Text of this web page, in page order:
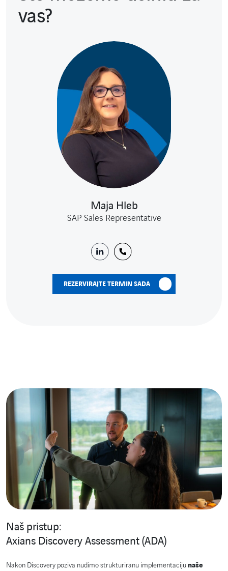
vas?
Maja Hleb
SAP Sales Representative
REZERVIRAJTE TERMIN SADA
Naš pristup:
Axians Discovery Assessment (ADA)
Nakon Discovery poziva nudimo strukturiranu implementaciju naše